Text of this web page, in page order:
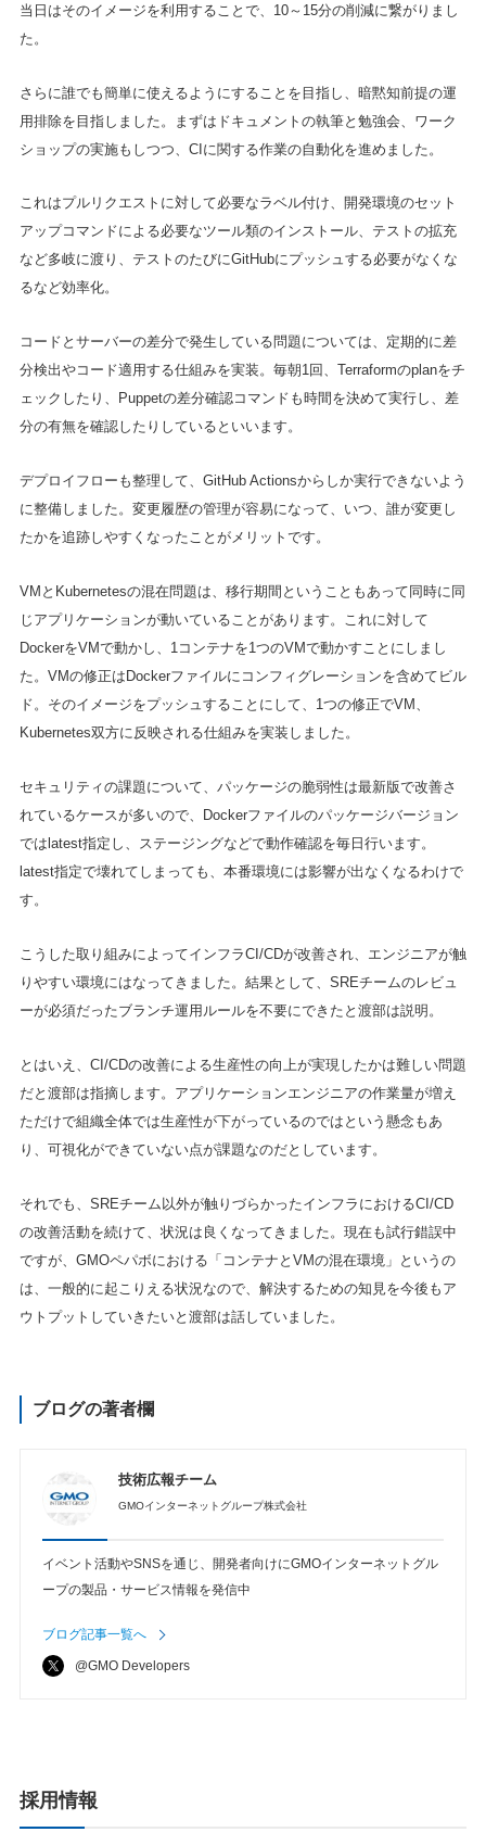
当日はそのイメージを利用することで、10～15分の削減に繋がりまし
た。
さらに誰でも簡単に使えるようにすることを目指し、暗黙知前提の運
用排除を目指しました。まずはドキュメントの執筆と勉強会、ワーク
ショップの実施もしつつ、CIに関する作業の自動化を進めました。
これはプルリクエストに対して必要なラベル付け、開発環境のセット
アップコマンドによる必要なツール類のインストール、テストの拡充
など多岐に渡り、テストのたびにGitHubにプッシュする必要がなくな
るなど効率化。
コードとサーバーの差分で発生している問題については、定期的に差
分検出やコード適用する仕組みを実装。毎朝1回、Terraformのplanをチ
ェックしたり、Puppetの差分確認コマンドも時間を決めて実行し、差
分の有無を確認したりしているといいます。
デプロイフローも整理して、GitHub Actionsからしか実行できないよう
に整備しました。変更履歴の管理が容易になって、いつ、誰が変更し
たかを追跡しやすくなったことがメリットです。
VMとKubernetesの混在問題は、移行期間ということもあって同時に同
じアプリケーションが動いていることがあります。これに対して
DockerをVMで動かし、1コンテナを1つのVMで動かすことにしまし
た。VMの修正はDockerファイルにコンフィグレーションを含めてビル
ド。そのイメージをプッシュすることにして、1つの修正でVM、
Kubernetes双方に反映される仕組みを実装しました。
セキュリティの課題について、パッケージの脆弱性は最新版で改善さ
れているケースが多いので、Dockerファイルのパッケージバージョン
ではlatest指定し、ステージングなどで動作確認を毎日行います。
latest指定で壊れてしまっても、本番環境には影響が出なくなるわけで
す。
こうした取り組みによってインフラCI/CDが改善され、エンジニアが触
りやすい環境にはなってきました。結果として、SREチームのレビュ
ーが必須だったブランチ運用ルールを不要にできたと渡部は説明。
とはいえ、CI/CDの改善による生産性の向上が実現したかは難しい問題
だと渡部は指摘します。アプリケーションエンジニアの作業量が増え
ただけで組織全体では生産性が下がっているのではという懸念もあ
り、可視化ができていない点が課題なのだとしています。
それでも、SREチーム以外が触りづらかったインフラにおけるCI/CD
の改善活動を続けて、状況は良くなってきました。現在も試行錯誤中
ですが、GMOペパボにおける「コンテナとVMの混在環境」というの
は、一般的に起こりえる状況なので、解決するための知見を今後もア
ウトプットしていきたいと渡部は話していました。
ブログの著者欄
技術広報チーム
GMOインターネットグループ株式会社
イベント活動やSNSを通じ、開発者向けにGMOインターネットグル
ープの製品・サービス情報を発信中
ブログ記事一覧へ
@GMO Developers
採用情報